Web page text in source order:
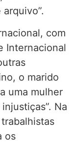
com
Internacional
o marido
uma mulher
Na
os